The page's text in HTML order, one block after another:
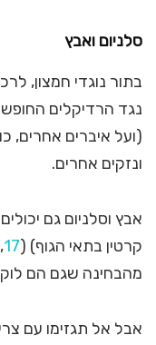
סלניום ואבץ
בתור נוגדי חמצון,
נגד הרדיקלים
(ועל איברים אחרים,
ונזקים אחרים.
אבץ וסלניום גם
קרטין בתאי הגוף) (17
,
מהבחינה שגם הם
אבל אל תגזימו עם